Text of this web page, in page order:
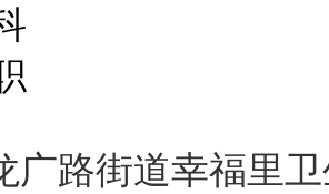
广路街道幸福里